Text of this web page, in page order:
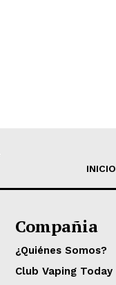
INICIO
Compañia
¿Quiénes Somos?
Club Vaping Today